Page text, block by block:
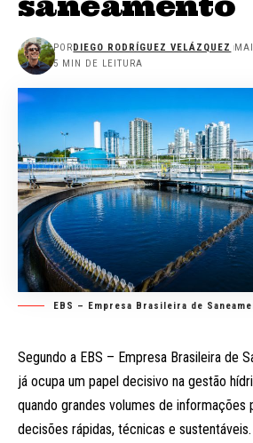
PORDIEGO RODRÍGUEZ VELÁZQUEZ
5 MIN DE LEITURA
EBS – Empresa Brasileira de
Segundo a EBS – Empresa Brasileira de
já ocupa um papel decisivo na gestão
quando grandes volumes de informações
decisões rápidas, técnicas e